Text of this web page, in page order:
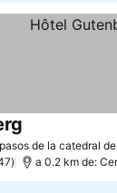
de la catedral
a 0.2 km de: